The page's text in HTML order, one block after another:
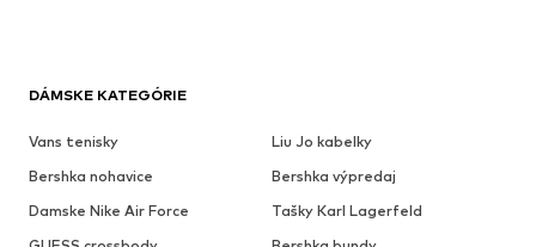
DÁMSKE KATEGÓRIE
Vans tenisky
Liu Jo kabelky
Bershka nohavice
Bershka výpredaj
Damske Nike Air Force
Tašky Karl Lagerfeld